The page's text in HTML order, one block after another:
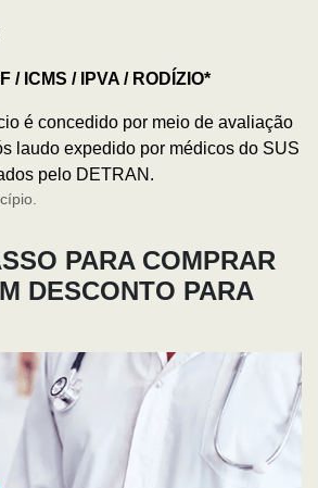
/ ICMS / IPVA / RODÍZIO*
é concedido por meio de avaliação
laudo expedido por médicos do SUS
pelo DETRAN.
PARA COMPRAR
DESCONTO PARA